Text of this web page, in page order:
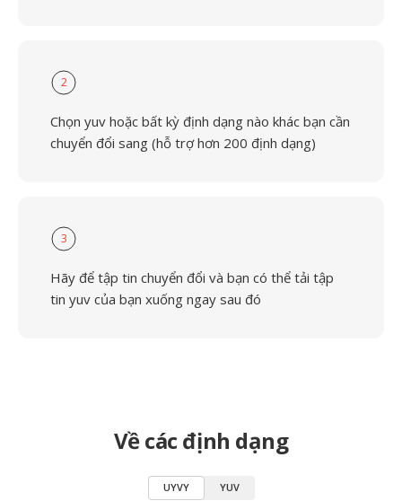
2
Chọn yuv hoặc bất kỳ định dạng nào khác bạn cần
chuyển đổi sang (hỗ trợ hơn 200 định dạng)
3
Hãy để tập tin chuyển đổi và bạn có thể tải tập
tin yuv của bạn xuống ngay sau đó
Về các định dạng
UYVY YUV